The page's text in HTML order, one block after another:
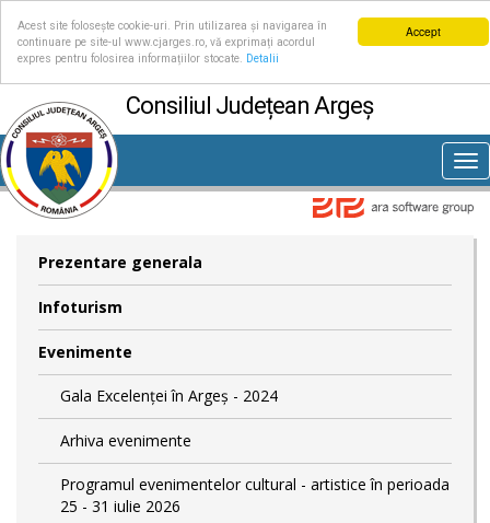
Accept
Acest site folosește cookie-uri. Prin utilizarea și navigarea în
continuare pe site-ul www.cjarges.ro, vă exprimați acordul
expres pentru folosirea informațiilor stocate.
Detalii
Consiliul Județean Argeș
Prezentare generala
Infoturism
Evenimente
Gala Excelenței în Argeș - 2024
Arhiva evenimente
Programul evenimentelor cultural - artistice în perioada
25 - 31 iulie 2026